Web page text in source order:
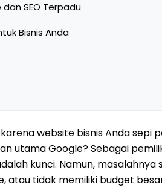
SEO Terpadu
Bisnis Anda
website bisnis Anda sepi
utama Google? Sebagai
kunci. Namun, masalahnya
atau tidak memiliki budget